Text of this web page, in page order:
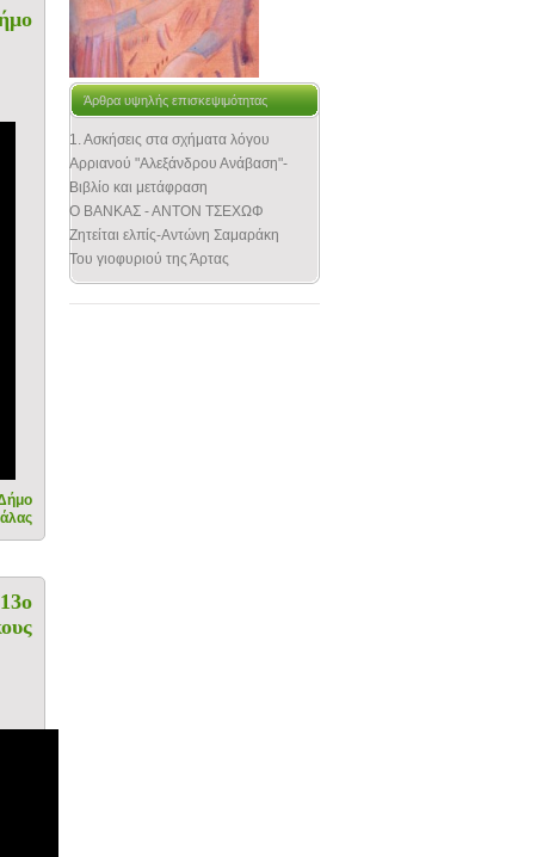
Άρθρα υψηλής επισκεψιμότητας
1. Ασκήσεις στα σχήματα λόγου
Αρριανού "Αλεξάνδρου Ανάβαση"-
Βιβλίο και μετάφραση
Ο ΒΑΝΚΑΣ - ΑΝΤΟΝ ΤΣΕΧΩΦ
Ζητείται ελπίς-Αντώνη Σαμαράκη
Του γιοφυριού της Άρτας